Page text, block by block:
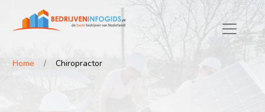
Home Chiropractor